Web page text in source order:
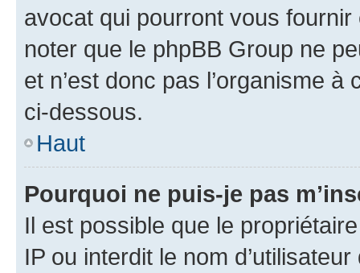
avocat qui pourront vous
noter que le phpBB Group ne
et n’est donc pas l’organisme
ci-dessous.
Haut
Pourquoi ne puis-je pas
Il est possible que le
IP ou interdit le nom